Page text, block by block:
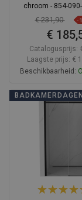
chroom - 854-
€ 231,90 -
€
Catalogusprijs:
Laagste prijs: €
Beschikbaarheid:
In
BADKAMERDAGEN